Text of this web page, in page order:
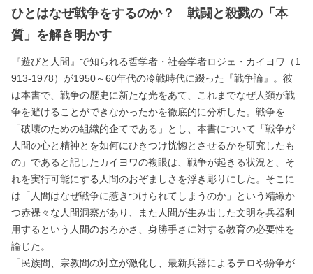
ひとはなぜ戦争をするのか？ 戦闘と殺戮の「本
質」を解き明かす
『遊びと人間』で知られる哲学者・社会学者ロジェ・カイヨワ（1
913-1978）が1950～60年代の冷戦時代に綴った『戦争論』。彼
は本書で、戦争の歴史に新たな光をあて、これまでなぜ人類が戦
争を避けることができなかったかを徹底的に分析した。戦争を
「破壊のための組織的企てである」とし、本書について「戦争が
人間の心と精神とを如何にひきつけ恍惚とさせるかを研究したも
の」であると記したカイヨワの複眼は、戦争が起きる状況と、そ
れを実行可能にする人間のおぞましさを浮き彫りにした。そこに
は「人間はなぜ戦争に惹きつけられてしまうのか」という精緻か
つ赤裸々な人間洞察があり、また人間が生み出した文明を兵器利
用するという人間のおろかさ、身勝手さに対する教育の必要性を
論じた。
「民族間、宗教間の対立が激化し、最新兵器によるテロや紛争が